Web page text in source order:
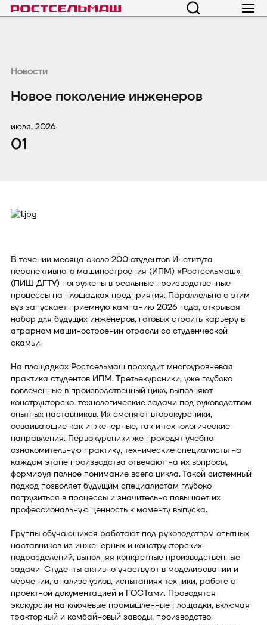
Новости
Новое поколение инженеров
июля, 2026
01
В течении месяца около 200 студентов Института
перспективного машиностроения (ИПМ) «Ростсельмаш»
(ПИШ ДГТУ) погружены в реальные производственные
процессы на площадках предприятия. Параллельно с этим
вуз запускает приемную кампанию 2026 года, открывая
набор для будущих инженеров, готовых строить карьеру в
аграрном машиностроении отрасли со студенческой
скамьи.
На площадках Ростсельмаш проходит многоуровневая
практика студентов ИПМ. Третьекурсники, уже глубоко
вовлеченные в производственный цикл, выполняют
конструкторско-технологические задачи под руководством
опытных наставников. Их сменяют второкурсники,
осваивающие как инженерные, так и технологические
направления. Первокурсники же проходят учебно-
ознакомительную практику, технические специалисты на
каждом этапе производства отвечают на их вопросы,
формируя полное понимание всего цикла. Такой системный
подход позволяет будущим специалистам глубоко
погрузиться в процессы и значительно повышает их
профессиональную ценность к моменту выпуска.
Группы обучающихся работают под руководством опытных
наставников из инженерных и конструкторских
подразделений, выполняя конкретные производственные
задачи. Студенты активно участвуют в моделировании и
черчении, анализе узлов, испытаниях техники, работе с
проектной документацией и ГОСТами. Проводятся
экскурсии на ключевые промышленные площадки, включая
тракторный и комбайновый заводы, производство